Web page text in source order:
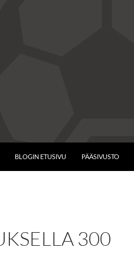
BLOGIN ETUSIVU PÄÄSIVUSTO
300